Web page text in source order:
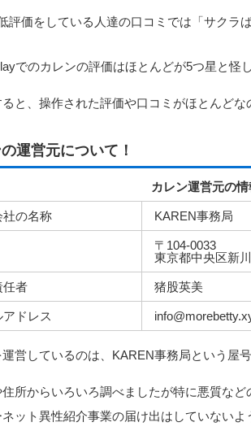
評価をしている人達の口コミでは「サクラ
でのカレンの評価はほとんどが5つ星と怪
ると、操作された評価や口コミがほとんどな
運営元について！
カレン運営元の情
社の名称 KAREN事務局
〒104-0033
東京都中央区新
任者 猪股英美
アドレス
運営しているのは、KAREN事務局という屋
所からいろいろ調べましたが特に悪質など
ット異性紹介事業の届け出はしていない